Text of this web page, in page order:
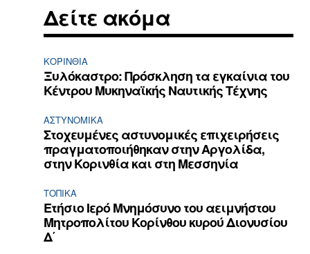
Δείτε ακόμα
ΚΟΡΙΝΘΊΑ
Ξυλόκαστρο: Πρόσκληση τα εγκαίνια του
Κέντρου Μυκηναϊκής Ναυτικής Τέχνης
ΑΣΤΥΝΟΜΙΚΆ
Στοχευμένες αστυνομικές επιχειρήσεις
πραγματοποιήθηκαν στην Αργολίδα,
στην Κορινθία και στη Μεσσηνία
ΤΟΠΙΚΑ
Ετήσιο Ιερό Μνημόσυνο του αειμνήστου
Μητροπολίτου Κορίνθου κυρού Διονυσίου
Δ΄